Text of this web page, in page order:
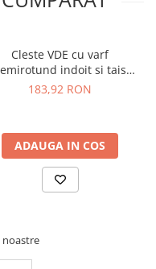
Knipex 74 06 160
Cleste VDE cu varf
indoit si tais
lateral Knipex 26 26 200
183,92 RON
ADAUGA IN COS